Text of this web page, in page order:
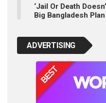
‘Jail Or Death
Big Bangladesh Plan
ADVERTISING